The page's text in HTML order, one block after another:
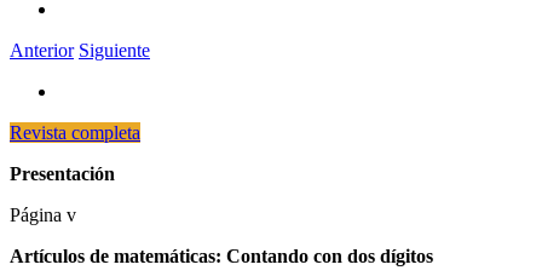
Anterior Siguiente
Revista completa
Presentación
Página v
Artículos de matemáticas: Contando con dos dígitos